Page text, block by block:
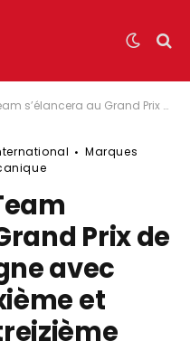
de Grande-Bretagne avec Pierre Gasly dixième et Esteban Ocon treizième
Marques
Prix de
avec
et